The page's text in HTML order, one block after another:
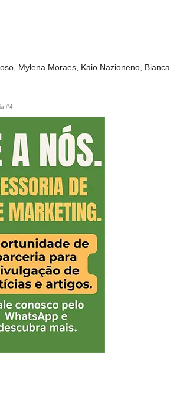
Mylena Moraes, Kaio Nazioneno, Bianca
#4